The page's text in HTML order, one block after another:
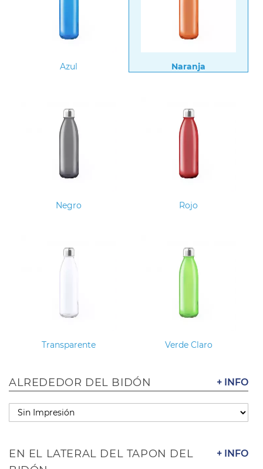
Azul Naranja
Negro Rojo
Transparente Verde Claro
+ INFO
ALREDEDOR DEL BIDÓN
+ INFO
EN EL LATERAL DEL TAPON DEL